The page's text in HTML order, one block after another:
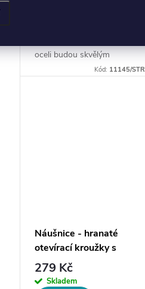
oceli budou skvělým
doplňkem Vaší kolekce
Kód: 11145/STR
Náušnice - hranaté
otevírací kroužky s
křížkem, černá ocel
279 Kč
Skladem